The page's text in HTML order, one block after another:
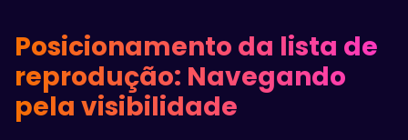
Posicionamento da lista de
reprodução: Navegando
pela visibilidade